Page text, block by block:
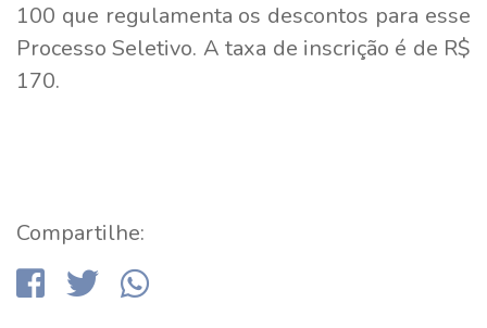
100 que regulamenta os descontos para esse
Processo Seletivo. A taxa de inscrição é de R$
170.
Compartilhe: